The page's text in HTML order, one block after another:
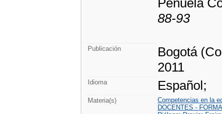
Peñuela
88-93
Publicación
Bogotá
2011
Idioma Español;
Materia(s)
Competencias en la
DOCENTES -